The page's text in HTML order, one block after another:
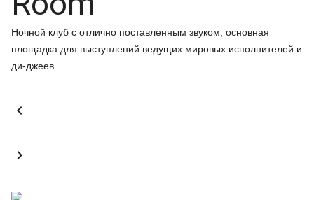
Ночной клуб с отлично поставленным звуком, основная
площадка для выступлений ведущих мировых исполнителей и
ди-джеев.

